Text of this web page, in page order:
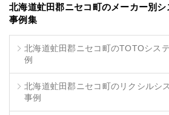
北海道虻田郡ニセコ町のメーカー別
事例集
北海道虻田郡ニセコ町のTOTOシス
例
北海道虻田郡ニセコ町のリクシルシ
事例